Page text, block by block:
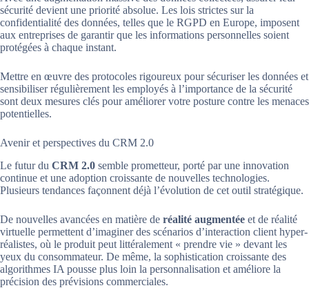
sécurité devient une priorité absolue. Les lois strictes sur la
confidentialité des données, telles que le RGPD en Europe, imposent
aux entreprises de garantir que les informations personnelles soient
protégées à chaque instant.
Mettre en œuvre des protocoles rigoureux pour sécuriser les données et
sensibiliser régulièrement les employés à l’importance de la sécurité
sont deux mesures clés pour améliorer votre posture contre les menaces
potentielles.
Avenir et perspectives du CRM 2.0
Le futur du CRM 2.0 semble prometteur, porté par une innovation
continue et une adoption croissante de nouvelles technologies.
Plusieurs tendances façonnent déjà l’évolution de cet outil stratégique.
De nouvelles avancées en matière de réalité augmentée et de réalité
virtuelle permettent d’imaginer des scénarios d’interaction client hyper-
réalistes, où le produit peut littéralement « prendre vie » devant les
yeux du consommateur. De même, la sophistication croissante des
algorithmes IA pousse plus loin la personnalisation et améliore la
précision des prévisions commerciales.